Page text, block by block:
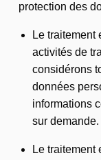
protection des
Le traitement
activités de
considérons
données
informations
sur demande.
Le traitement